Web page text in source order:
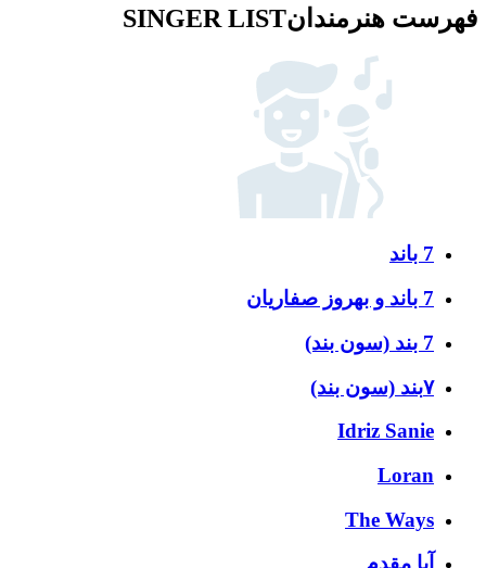
فهرست هنرمندانSINGER LIST
7 باند
7 باند و بهروز صفاریان
7 بند (سون بند)
۷بند (سون بند)
Idriz Sanie
Loran
The Ways